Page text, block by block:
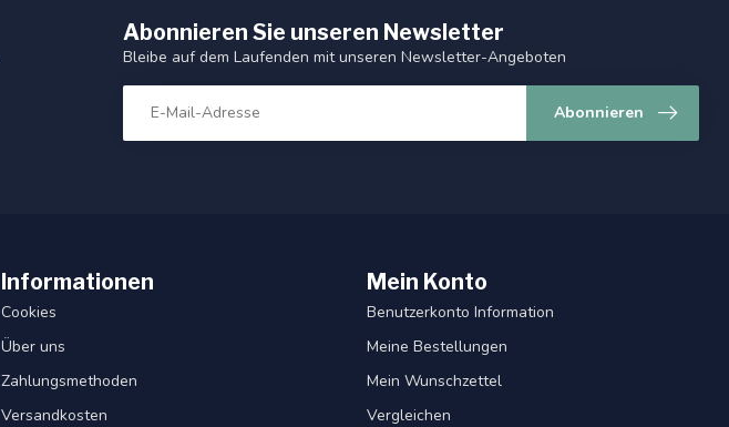
Abonnieren Sie unseren Newsletter
Bleibe auf dem Laufenden mit unseren Newsletter-Angeboten
Abonnieren
Informationen
Cookies
Über uns
Zahlungsmethoden
Versandkosten
Mein Konto
Benutzerkonto Information
Meine Bestellungen
Mein Wunschzettel
Vergleichen